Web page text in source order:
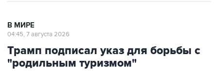
В МИРЕ
04:45, 7 августа 2026
Трамп подписал указ для борьбы с
"родильным туризмом"